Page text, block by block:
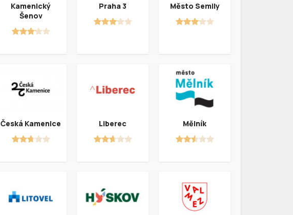
Kamenický
Šenov
Praha 3 Město Semily
Česká Kamenice Liberec Mělník